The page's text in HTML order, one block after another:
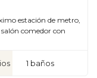
estación de metro,
comedor con
1 baños